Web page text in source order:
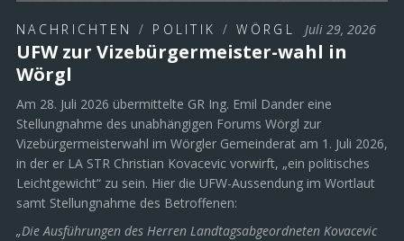
NACHRICHTEN / POLITIK /WÖRGL Juli 29, 2026
UFW zur Vizebürgermeister-wahl in
Wörgl
Am 28. Juli 2026 übermittelte GR Ing. Emil Dander eine
Stellungnahme des unabhängigen Forums Wörgl zur
Vizebürgermeisterwahl im Wörgler Gemeinderat am 1. Juli 2026,
in der er LA STR Christian Kovacevic vorwirft, „ein politisches
Leichtgewicht“ zu sein. Hier die UFW-Aussendung im Wortlaut
samt Stellungnahme des Betroffenen:
„Die Ausführungen des Herren Landtagsabgeordneten Kovacevic